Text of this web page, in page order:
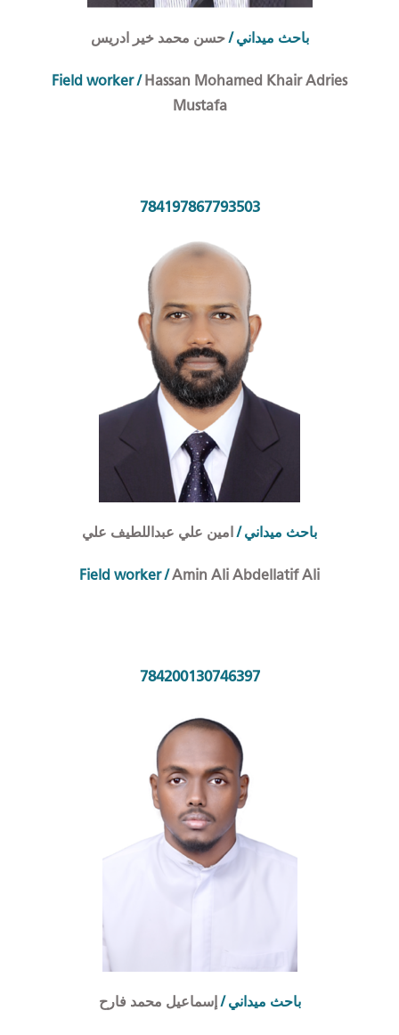
باحث ميداني/حسن محمد خير ادريس
Field worker /Hassan Mohamed Khair Adries
Mustafa
784197867793503
باحث ميداني/امين علي عبداللطيف علي
Field worker /Amin Ali Abdellatif Ali
784200130746397
باحث ميداني/إسماعيل محمد فارح